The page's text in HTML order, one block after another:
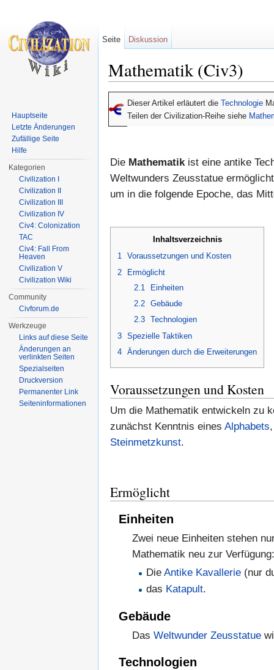
Mathematik (Civ3)
Dieser Artikel erläutert die Technologie
Teilen der Civilization-Reihe siehe
Die Mathematikist eine antike
Weltwunders Zeusstatue
um in die folgende Epoche, das
Inhaltsverzeichnis
1 Voraussetzungen und Kosten
2
Ermöglicht
2.1
Einheiten
2.2
Gebäude
2.3
Technologien
3 Spezielle Taktiken
4 Änderungen durch die Erweiterungen
Voraussetzungen und Kosten
Um die Mathematik entwickeln zu
zunächst Kenntnis eines Alphabets
Steinmetzkunst.
Ermöglicht
Einheiten
Zwei neue Einheiten stehen
Mathematik neu zur
Die Antike Kavallerie(nur
das Katapult.
Gebäude
DasWeltwunder Zeusstatue
Technologien
Seite Diskussion
Hauptseite
Letzte Änderungen
Zufällige Seite
Hilfe
Kategorien
Civilization I
Civilization II
Civilization III
Civilization IV
Civ4: Colonization
TAC
Civ4: Fall From
Heaven
Civilization V
Civilization Wiki
Community
Civforum.de
Werkzeuge
Links auf diese Seite
Änderungen an
verlinkten Seiten
Spezialseiten
Druckversion
Permanenter Link
Seiten­informationen